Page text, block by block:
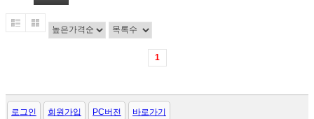
1
로그인 회원가입 PC버전 바로가기